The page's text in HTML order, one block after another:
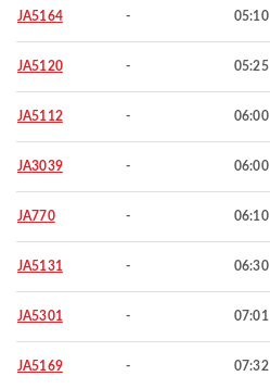
JA5164 - 05:10
JA5120 - 05:25
JA5112 - 06:00
JA3039 - 06:00
JA770 - 06:10
JA5131 - 06:30
JA5301 - 07:01
JA5169 - 07:32